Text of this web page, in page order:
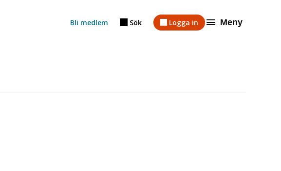
Bli medlem Sök Logga in Meny